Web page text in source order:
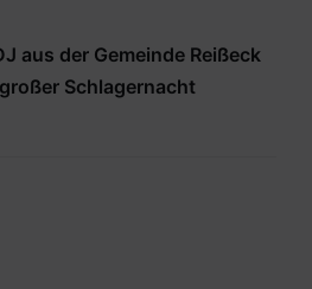
aus der Gemeinde Reißeck
Schlagernacht